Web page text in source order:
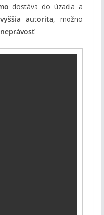
dostáva do úzadia a
autorita, možno
.